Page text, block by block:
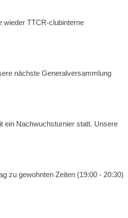
wieder TTCR-clubinterne
nächste Generalversammlung
ein Nachwuchsturnier statt. Unsere
zu gewohnten Zeiten (19:00 - 20:30)